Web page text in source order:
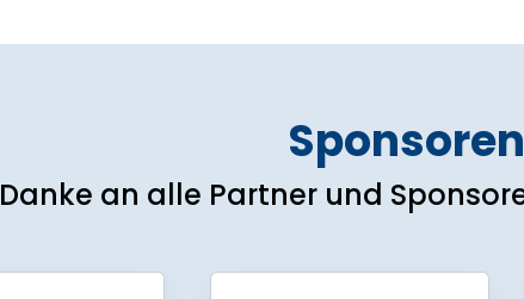
Danke an alle Partner und